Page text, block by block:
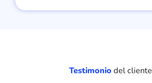
Testimonio del cliente